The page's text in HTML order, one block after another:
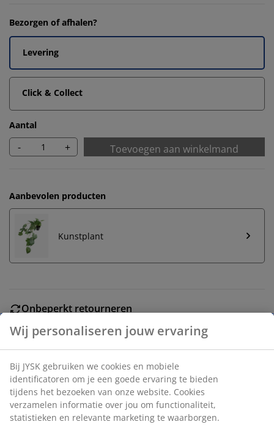
Bezorgen of afhalen?
Levering
Click & Collect
Aantal
- + Toevoegen aan winkelmand
Aanbevolen producten
Kunstplant
Onbeperkt retourneren
Prijsgarantie
30 dagen prijsgarantie op alle artikelen
Flexibele bezorgopties
Snelle en gemakkelijke bezorgopties naar keuze